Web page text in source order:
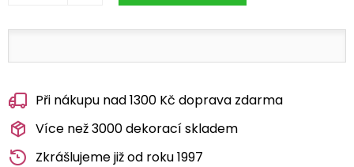
Při nákupu nad 1300 Kč doprava zdarma
Více než 3000 dekorací skladem
Zkrášlujeme již od roku 1997